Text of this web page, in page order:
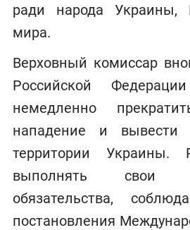
ради народа Украины,
мира.
Верховный комиссар
Российской
немедленно
нападение и вывести
территории Украины.
выполнять свои
обязательства,
постановления